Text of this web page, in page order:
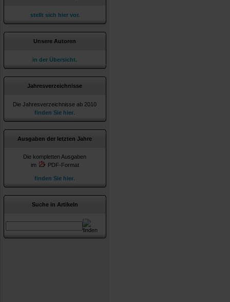
stellt sich hier vor.
Unsere Autoren
in der Übersicht.
Jahresverzeichnisse
Die Jahresverzeichnisse ab 2010
finden Sie hier
Ausgaben der letzten Jahre
Die kompletten Ausgaben
im
PDF-Format
finden Sie hier
Suche in Artikeln